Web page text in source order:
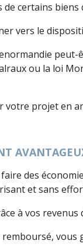
certains
vers le
ou la loi
projet
des
et sans
à vos
vous